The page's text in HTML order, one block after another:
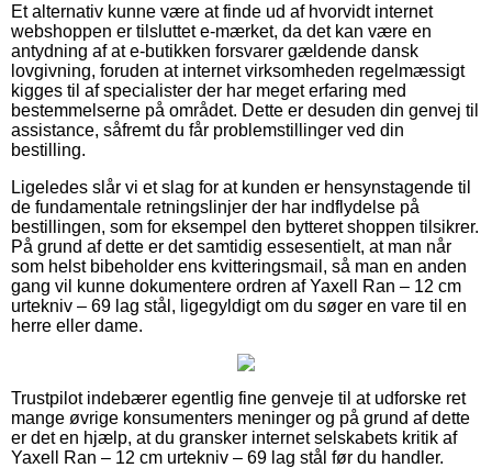
Et alternativ kunne være at finde ud af hvorvidt internet
webshoppen er tilsluttet e-mærket, da det kan være en
antydning af at e-butikken forsvarer gældende dansk
lovgivning, foruden at internet virksomheden regelmæssigt
kigges til af specialister der har meget erfaring med
bestemmelserne på området. Dette er desuden din genvej til
assistance, såfremt du får problemstillinger ved din
bestilling.
Ligeledes slår vi et slag for at kunden er hensynstagende til
de fundamentale retningslinjer der har indflydelse på
bestillingen, som for eksempel den bytteret shoppen tilsikrer.
På grund af dette er det samtidig essesentielt, at man når
som helst bibeholder ens kvitteringsmail, så man en anden
gang vil kunne dokumentere ordren af Yaxell Ran – 12 cm
urtekniv – 69 lag stål, ligegyldigt om du søger en vare til en
herre eller dame.
Trustpilot indebærer egentlig fine genveje til at udforske ret
mange øvrige konsumenters meninger og på grund af dette
er det en hjælp, at du gransker internet selskabets kritik af
Yaxell Ran – 12 cm urtekniv – 69 lag stål før du handler.